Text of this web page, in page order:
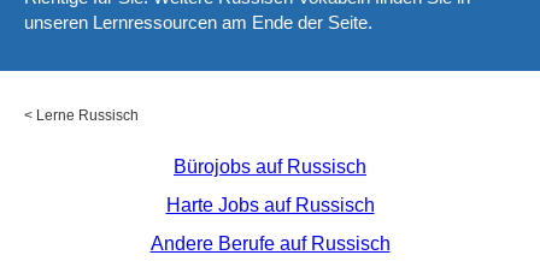
unseren Lernressourcen am Ende der Seite.
< Lerne Russisch
Bürojobs auf Russisch
Harte Jobs auf Russisch
Andere Berufe auf Russisch